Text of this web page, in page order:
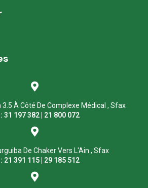
À Côté De Complexe Médical , Sfax
31 197 382 | 21 800 072
De Chaker Vers L'Ain , Sfax
21 391 115 | 29 185 512